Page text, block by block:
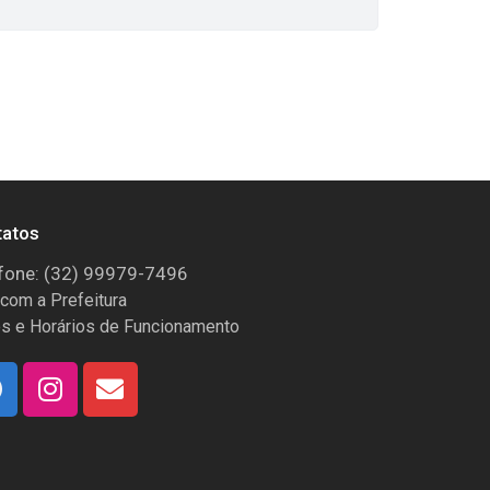
(32) 99979-7496
a Prefeitura
e Horários de Funcionamento